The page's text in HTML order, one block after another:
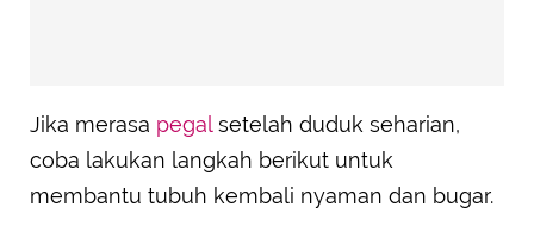
Jika merasa pegalsetelah duduk seharian,
coba lakukan langkah berikut untuk
membantu tubuh kembali nyaman dan bugar.